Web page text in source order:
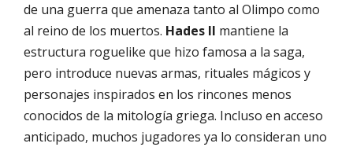
de una guerra que amenaza tanto al Olimpo como
al reino de los muertos. Hades II mantiene la
estructura roguelike que hizo famosa a la saga,
pero introduce nuevas armas, rituales mágicos y
personajes inspirados en los rincones menos
conocidos de la mitología griega. Incluso en acceso
anticipado, muchos jugadores ya lo consideran uno